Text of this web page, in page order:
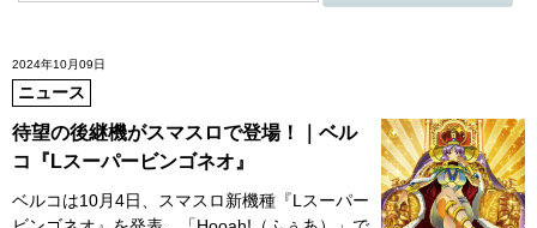
2024年10月09日
ニュース
待望の後継機がスマスロで登場！｜ベル
コ『Lスーパービンゴネオ』
ベルコは10月4日、スマスロ新機種『Lスーパー